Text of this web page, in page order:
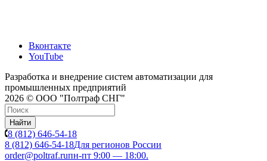
Вконтакте
YouTube
Разработка и внедрение систем автоматизации для
промышленных предприятий
2026 © ООО "Полтраф СНГ"
Найти
8 (812) 646-54-18
8 (812) 646-54-18Для регионов России
order@poltraf.ruпн-пт 9:00 — 18:00.